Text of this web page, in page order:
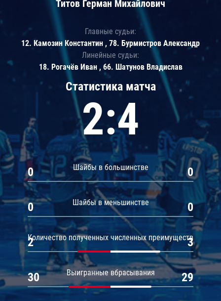
Статистика матча
2:4
Шайбы в большинстве
0 0
Шайбы в меньшинстве
0 0
Количество полученных численных преимуществ
2 3
Выигранные вбрасывания
30 29
Титов Герман Михайлович
Главные судьи:
12. Камозин Константин , 78. Бурмистров Александр
Линейные судьи:
18. Рогачёв Иван , 66. Шатунов Владислав